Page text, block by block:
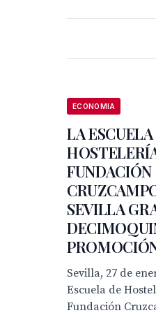
ECONOMIA
LA
FUNDACIÓN
SEVILLA
Sevilla, 27 de
Escuela de
Fundación